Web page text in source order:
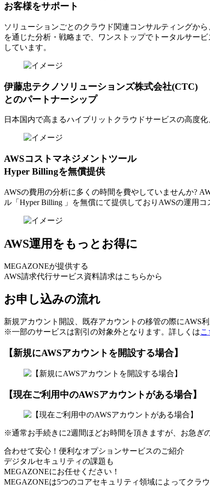
お客様をサポート
ソリューションごとのクラウド関連コンサルティングか
を通じた分析・戦略まで、ワンストップでトータルサー
しています。
伊藤忠テクノソリューションズ株式会社(CTC)
とのパートナーシップ
日本国内で高まるハイブリットクラウドサービスの高度
AWSコストマネジメントツール
Hyper Billingを無償提供
AWSの費⽤の分析に多くの時間を費やしていませんか?
ル「Hyper Billing 」を無償にて提供しておりAWSの運⽤
AWS運用をもっとお得に
MEGAZONEが提供する
AWS請求代行サービス資料請求はこちらから
お申し込みの流れ
新規アカウント開設、既存アカウントの移管の際にAWS
※一部のサービスは割引の対象外となります。詳しくはこ
【新規にAWSアカウントを開設する場合】
【現在ご利用中のAWSアカウントがある場合】
※通常お手続きに2週間ほどお時間を頂きますが、お急ぎ
合わせて安心！便利なオプションサービスのご紹介
デジタルセキュリティの課題も
MEGAZONEにお任せください！
MEGAZONEは5つのコアセキュリティ領域によってクラ